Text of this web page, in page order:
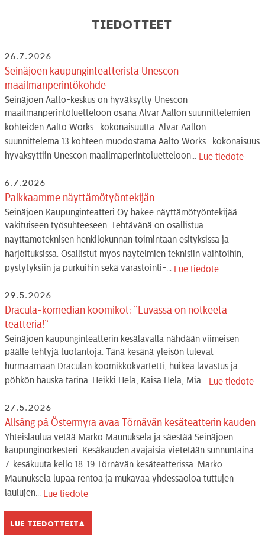
Tiedotteet
26.7.2026
Seinäjoen kaupunginteatterista Unescon
maailmanperintökohde
Seinäjoen Aalto-keskus on hyväksytty Unescon
maailmanperintöluetteloon osana Alvar Aallon suunnittelemien
kohteiden Aalto Works -kokonaisuutta. Alvar Aallon
suunnittelema 13 kohteen muodostama Aalto Works -kokonaisuus
hyväksyttiin Unescon maailmaperintöluetteloon...
Lue tiedote
6.7.2026
Palkkaamme näyttämötyöntekijän
Seinäjoen Kaupunginteatteri Oy hakee näyttämötyöntekijää
vakituiseen työsuhteeseen. Tehtävänä on osallistua
näyttämöteknisen henkilökunnan toimintaan esityksissä ja
harjoituksissa. Osallistut myös näytelmien teknisiin vaihtoihin,
pystytyksiin ja purkuihin sekä varastointi-...
Lue tiedote
29.5.2026
Dracula-komedian koomikot: ”Luvassa on notkeeta
teatteria!”
Seinäjoen kaupunginteatterin kesälavalla nähdään viimeisen
päälle tehtyjä tuotantoja. Tänä kesänä yleisön tulevat
hurmaamaan Draculan koomikkokvartetti, huikea lavastus ja
pöhkön hauska tarina. Heikki Hela, Kaisa Hela, Mia...
Lue tiedote
27.5.2026
Allsång på Östermyra avaa Törnävän kesäteatterin kauden
Yhteislaulua vetää Marko Maunuksela ja säestää Seinäjoen
kaupunginorkesteri. Kesäkauden avajaisia vietetään sunnuntaina
7. kesäkuuta kello 18-19 Törnävän kesäteatterissa. Marko
Maunuksela lupaa rentoa ja mukavaa yhdessäoloa tuttujen
laulujen...
Lue tiedote
Lue tiedotteita